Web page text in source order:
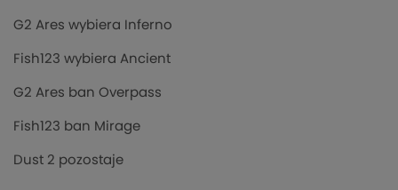
G2 Ares wybiera Inferno
Fish123 wybiera Ancient
G2 Ares ban Overpass
Fish123 ban Mirage
Dust 2 pozostaje